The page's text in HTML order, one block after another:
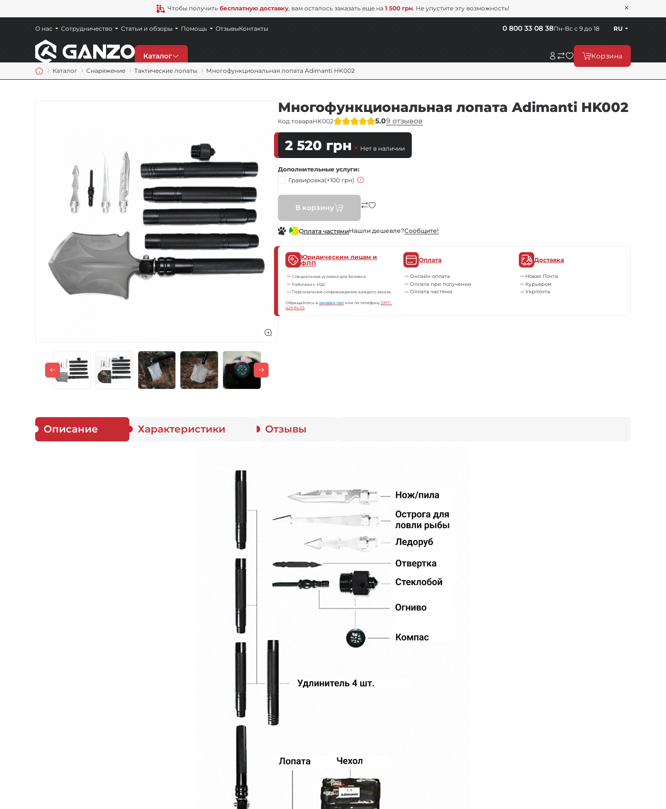
Чтобы получитьбесплатную доставку, вам осталось заказать еще на1 500 грн. Не упустите эту возможность!
Каталог
Точила
Мультитулы
Снаряжение
Корзина
Пн-Вс с 9 до 18
0 800 33 08 38 RU
О нас Сотрудничество Статьи и обзоры Помощь ОтзывыКонтакты
Каталог Снаряжение Тактические лопаты Многофункциональная лопата Adimanti HK002
Многофункциональная лопата Adimanti HK002
Код товараHK002 5.09 отзывов
2 520 грн Нет в наличии
Дополнительные услуги
Гравировка(+100 грн)
В корзину
Оплата частямиНашли дешевле?Сообщите!
Юридическим лицам и
ФЛП
Специальные условия для бизнеса
Работаем с НДС
Персональное сопровождение каждого заказа.
Обращайтесь вонлайн-чатили по телефону(097)
428 84 55
Оплата
Онлайн оплата
Оплата при получении
Оплата частями
Доставка
Новая Почта
Курьером
Укрпочта
Описание Характеристики Отзывы